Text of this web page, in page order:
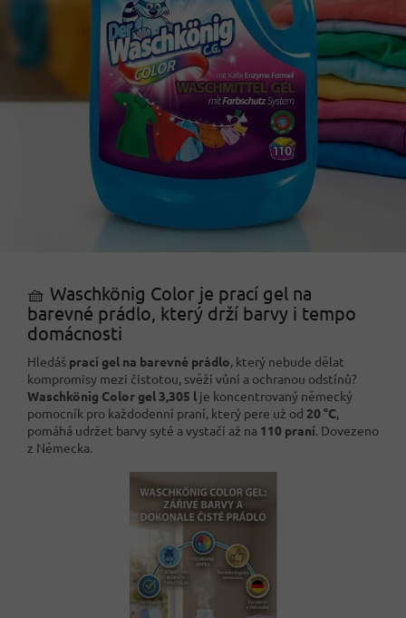
🧺 Waschkönig Color je prací gel na
barevné prádlo, který drží barvy i tempo
domácnosti
Hledáš prací gel na barevné prádlo, který nebude dělat
kompromisy mezi čistotou, svěží vůní a ochranou odstínů?
Waschkönig Color gel 3,305 l je koncentrovaný německý
pomocník pro každodenní praní, který pere už od 20 °C,
pomáhá udržet barvy syté a vystačí až na 110 praní. Dovezeno
z Německa.